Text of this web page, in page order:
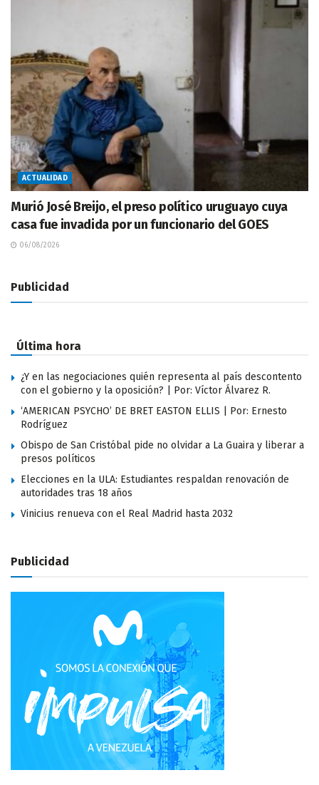
ACTUALIDAD
Murió José Breijo, el preso político uruguayo cuya
casa fue invadida por un funcionario del GOES
06/08/2026
Publicidad
Última hora
¿Y en las negociaciones quién representa al país descontento
con el gobierno y la oposición? | Por: Víctor Álvarez R.
‘AMERICAN PSYCHO’ DE BRET EASTON ELLIS | Por: Ernesto
Rodríguez
Obispo de San Cristóbal pide no olvidar a La Guaira y liberar a
presos políticos
Elecciones en la ULA: Estudiantes respaldan renovación de
autoridades tras 18 años
Vinicius renueva con el Real Madrid hasta 2032
Publicidad